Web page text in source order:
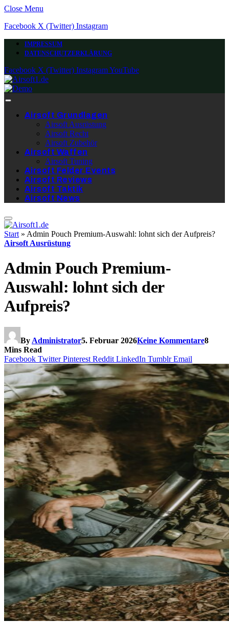
Close Menu
Facebook X (Twitter) Instagram
IMPRESSUM
DATENSCHUTZERKLÄRUNG
Facebook X (Twitter) InstagramYouTube
Airsoft Grundlagen
Airsoft Ausrüstung
Airsoft Recht
Airsoft Zubehör
Airsoft Waffen
Airsoft Tuning
Airsoft Felder Events
Airsoft Reviews
Airsoft Taktik
Airsoft News
Start » Admin Pouch Premium-Auswahl: lohnt sich der Aufpreis?
Airsoft Ausrüstung
Admin Pouch Premium-
Auswahl: lohnt sich der
Aufpreis?
By Administrator5. Februar 2026Keine Kommentare8
Mins Read
Facebook Twitter Pinterest Reddit LinkedIn Tumblr Email